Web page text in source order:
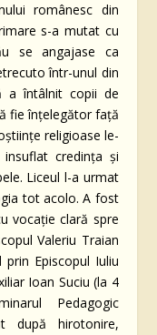
românesc din
s-a mutat cu
se angajase ca
într-unul din
a întâlnit copii de
fie înţelegător faţă
religioase le-
credinţa şi
Liceul l-a urmat
tot acolo. A fost
vocaţie clară spre
Valeriu Traian
Episcopul Iuliu
Ioan Suciu (la 4
Pedagogic
după hirotonire,